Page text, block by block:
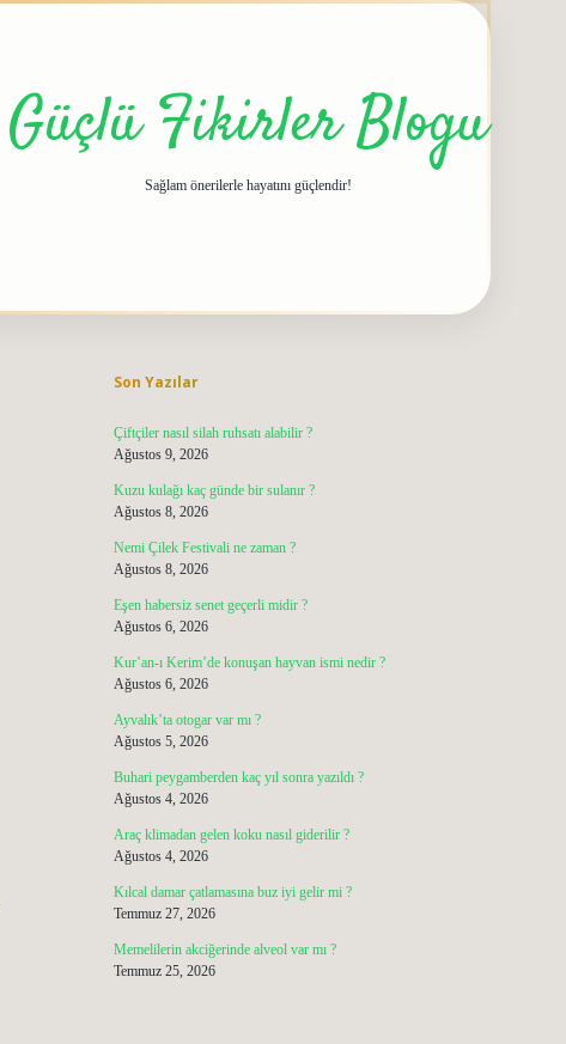
Güçlü Fikirler Blogu
Sağlam önerilerle hayatını güçlendir!
Son Yazılar
Çiftçiler nasıl silah ruhsatı alabilir ?
Ağustos 9, 2026
Kuzu kulağı kaç günde bir sulanır ?
Ağustos 8, 2026
Nemi Çilek Festivali ne zaman ?
Ağustos 8, 2026
Eşen habersiz senet geçerli midir ?
Ağustos 6, 2026
Kur’an-ı Kerim’de konuşan hayvan ismi nedir ?
Ağustos 6, 2026
Ayvalık’ta otogar var mı ?
Ağustos 5, 2026
Buhari peygamberden kaç yıl sonra yazıldı ?
Ağustos 4, 2026
Araç klimadan gelen koku nasıl giderilir ?
Ağustos 4, 2026
Kılcal damar çatlamasına buz iyi gelir mi ?
Temmuz 27, 2026
Memelilerin akciğerinde alveol var mı ?
Temmuz 25, 2026